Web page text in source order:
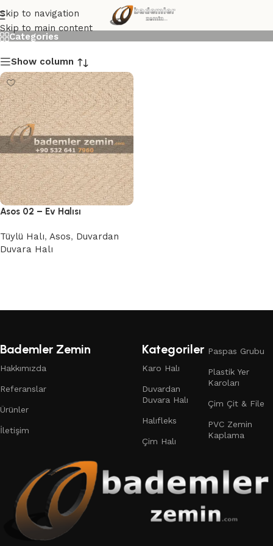
Skip to navigation
Skip to main content
Asos 02
Categories
Show column
Asos 02 – Ev Halısı
Tüylü Halı, Asos, Duvardan
Duvara Halı
Bademler Zemin
Hakkımızda
Referanslar
Ürünler
İletişim
Kategoriler
Karo Halı
Duvardan
Duvara Halı
Halıfleks
Çim Halı
Paspas Grubu
Plastik Yer
Karoları
Çim Çit & File
PVC Zemin
Kaplama